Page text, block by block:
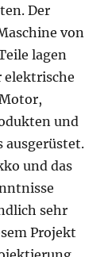
Der
von
lagen
elektrische
und
ausgerüstet.
und das
sehr
Projekt